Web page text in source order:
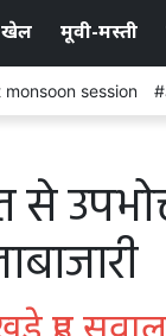
खेल मूवी-मस्ती
session
हुए सवाल